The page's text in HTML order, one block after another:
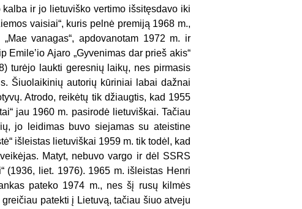
ir jo lietuviško vertimo išsitęsdavo iki
vaisiai“, kuris pelnė premiją 1968 m.,
vanagas“, apdovanotam 1972 m. ir
Ajaro „Gyvenimas dar prieš akis“
turėjo laukti geresnių laikų, nes pirmasis
Šiuolaikinių autorių kūriniai labai dažnai
Atrodo, reikėtų tik džiaugtis, kad 1955
jau 1960 m. pasirodė lietuviškai. Tačiau
jo leidimas buvo siejamas su ateistine
išleistas lietuviškai 1959 m. tik todėl, kad
Matyt, nebuvo vargo ir dėl SSRS
(1936, liet. 1976). 1965 m. išleistas Henri
pateko 1974 m., nes šį rusų kilmės
patekti į Lietuvą, tačiau šiuo atveju